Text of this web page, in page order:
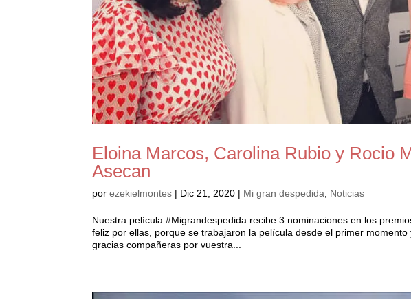
Eloina Marcos, Carolina Rubio y Rocio
Asecan
porezekielmontes | Dic 21, 2020 | Mi gran despedida, Noticias
Nuestra película #Migrandespedida recibe 3 nominaciones en los
feliz por ellas, porque se trabajaron la película desde el primer
gracias compañeras por vuestra...